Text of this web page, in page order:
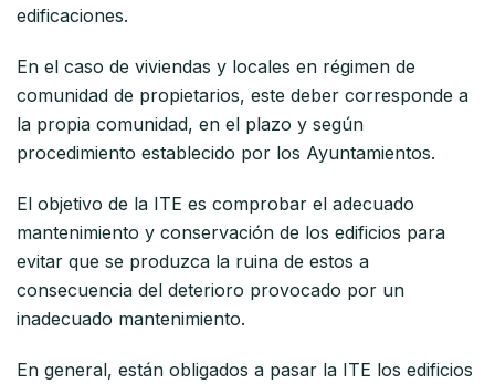
edificaciones.
En el caso de viviendas y locales en régimen de
comunidad de propietarios, este deber corresponde a
la propia comunidad, en el plazo y según
procedimiento establecido por los Ayuntamientos.
El objetivo de la ITE es comprobar el adecuado
mantenimiento y conservación de los edificios para
evitar que se produzca la ruina de estos a
consecuencia del deterioro provocado por un
inadecuado mantenimiento.
En general, están obligados a pasar la ITE los edificios